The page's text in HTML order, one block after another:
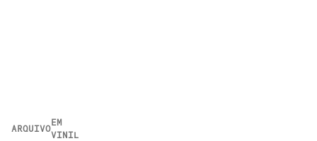
ARQUIVO
EM
VINIL